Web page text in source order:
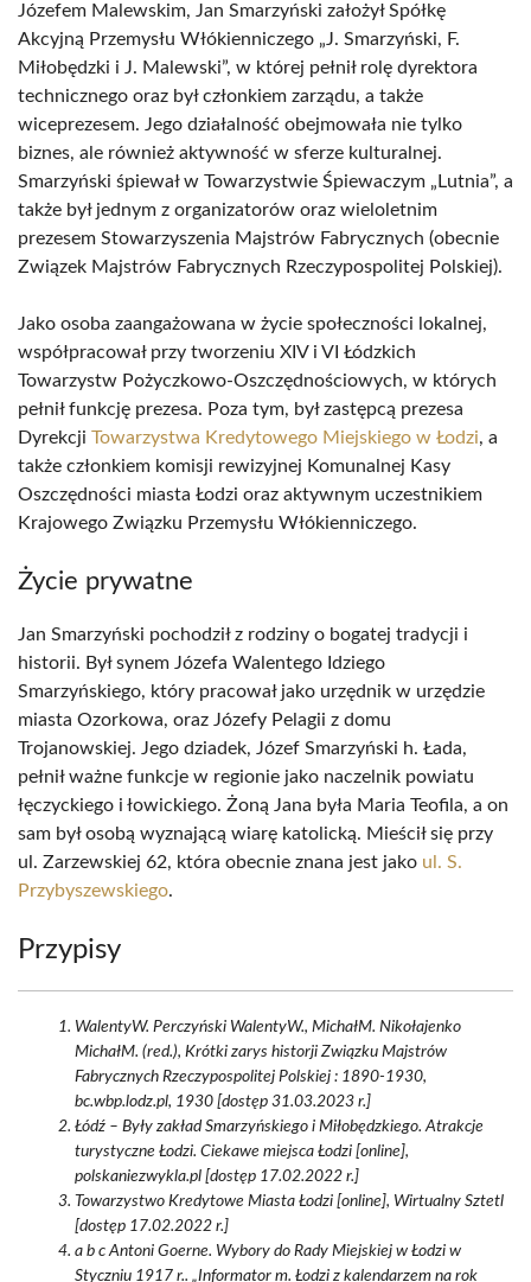
Józefem Malewskim, Jan Smarzyński założył Spółkę
Akcyjną Przemysłu Włókienniczego „J. Smarzyński, F.
Miłobędzki i J. Malewski”, w której pełnił rolę dyrektora
technicznego oraz był członkiem zarządu, a także
wiceprezesem. Jego działalność obejmowała nie tylko
biznes, ale również aktywność w sferze kulturalnej.
Smarzyński śpiewał w Towarzystwie Śpiewaczym „Lutnia”, a
także był jednym z organizatorów oraz wieloletnim
prezesem Stowarzyszenia Majstrów Fabrycznych (obecnie
Związek Majstrów Fabrycznych Rzeczypospolitej Polskiej).
Jako osoba zaangażowana w życie społeczności lokalnej,
współpracował przy tworzeniu XIV i VI Łódzkich
Towarzystw Pożyczkowo-Oszczędnościowych, w których
pełnił funkcję prezesa. Poza tym, był zastępcą prezesa
Dyrekcji Towarzystwa Kredytowego Miejskiego w Łodzi, a
także członkiem komisji rewizyjnej Komunalnej Kasy
Oszczędności miasta Łodzi oraz aktywnym uczestnikiem
Krajowego Związku Przemysłu Włókienniczego.
Życie prywatne
Jan Smarzyński pochodził z rodziny o bogatej tradycji i
historii. Był synem Józefa Walentego Idziego
Smarzyńskiego, który pracował jako urzędnik w urzędzie
miasta Ozorkowa, oraz Józefy Pelagii z domu
Trojanowskiej. Jego dziadek, Józef Smarzyński h. Łada,
pełnił ważne funkcje w regionie jako naczelnik powiatu
łęczyckiego i łowickiego. Żoną Jana była Maria Teofila, a on
sam był osobą wyznającą wiarę katolicką. Mieścił się przy
ul. Zarzewskiej 62, która obecnie znana jest jako ul. S.
Przybyszewskiego.
Przypisy
WalentyW. Perczyński WalentyW., MichałM. Nikołajenko
MichałM. (red.), Krótki zarys historji Związku Majstrów
Fabrycznych Rzeczypospolitej Polskiej : 1890-1930,
bc.wbp.lodz.pl, 1930 [dostęp 31.03.2023 r.]
Łódź – Były zakład Smarzyńskiego i Miłobędzkiego. Atrakcje
turystyczne Łodzi. Ciekawe miejsca Łodzi [online],
polskaniezwykla.pl [dostęp 17.02.2022 r.]
Towarzystwo Kredytowe Miasta Łodzi [online], Wirtualny Sztetl
[dostęp 17.02.2022 r.]
a b c Antoni Goerne. Wybory do Rady Miejskiej w Łodzi w
Styczniu 1917 r.. „Informator m. Łodzi z kalendarzem na rok